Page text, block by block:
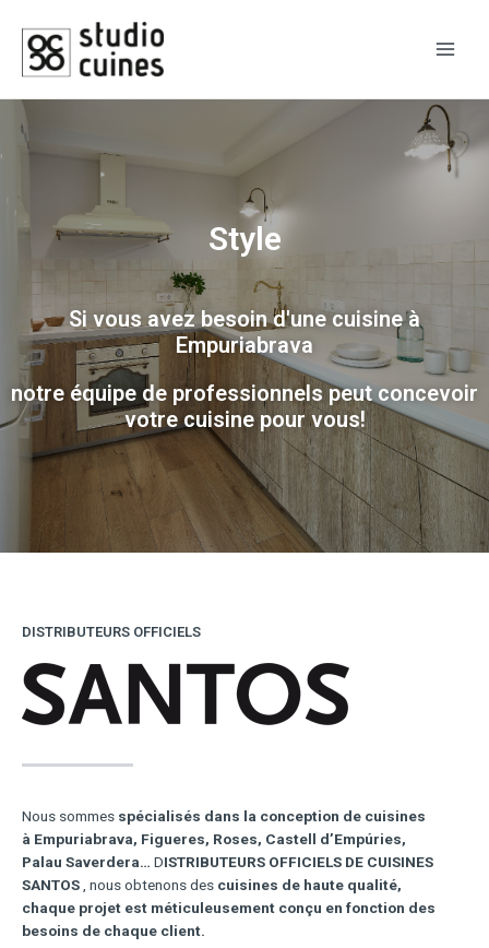
Style
Si vous avez besoin d'une cuisine à
Empuriabrava
notre équipe de professionnels peut concevoir
votre cuisine pour vous!
DISTRIBUTEURS OFFICIELS
Nous sommes spécialisés dans la conception de cuisines
à Empuriabrava, Figueres, Roses, Castell d’Empúries,
Palau Saverdera… DISTRIBUTEURS OFFICIELS DE CUISINES
SANTOS , nous obtenons des cuisines de haute qualité,
chaque projet est méticuleusement conçu en fonction des
besoins de chaque client.